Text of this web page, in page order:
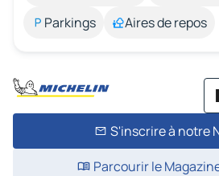
Parkings
Aires de repos
S'inscrire à notre
Parcourir le